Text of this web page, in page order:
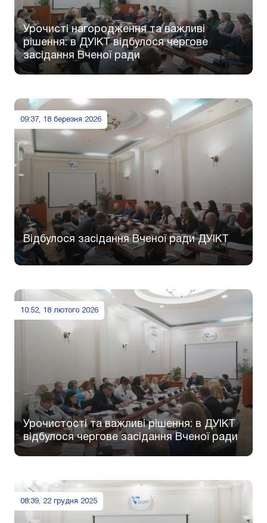
Урочисті нагородження та важливі
рішення: в ДУІКТ відбулося чергове
засідання Вченої ради
09:37, 18 березня 2026
Відбулося засідання Вченої ради ДУІКТ
10:52, 18 лютого 2026
Урочистості та важливі рішення: в ДУІКТ
відбулося чергове засідання Вченої ради
08:39, 22 грудня 2025